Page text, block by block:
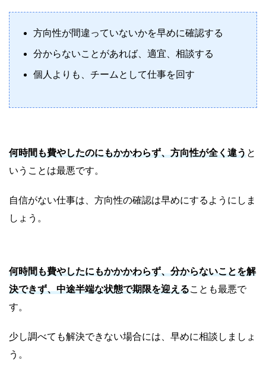
方向性が間違っていないかを早めに確認する
分からないことがあれば、適宜、相談する
個人よりも、チームとして仕事を回す
何時間も費やしたのにもかかわらず、方向性が全く違うと
いうことは最悪です。
自信がない仕事は、方向性の確認は早めにするようにしま
しょう。
何時間も費やしたにもかかかわらず、分からないことを解
決できず、中途半端な状態で期限を迎えることも最悪で
す。
少し調べても解決できない場合には、早めに相談しましょ
う。